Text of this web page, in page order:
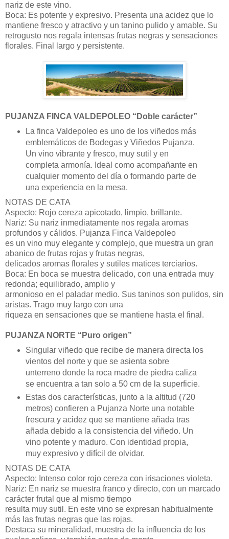
nariz de este vino.
Boca: Es potente y expresivo. Presenta una acidez que lo
mantiene fresco y atractivo y un tanino pulido y amable. Su
retrogusto nos regala intensas frutas negras y sensaciones
florales. Final largo y persistente.
PUJANZA FINCA VALDEPOLEO “Doble carácter”
La finca Valdepoleo es uno de los viñedos más
emblemáticos de Bodegas y Viñedos Pujanza.
Un vino vibrante y fresco, muy sutil y en
completa armonía. Ideal como acompañante en
cualquier momento del día o formando parte de
una experiencia en la mesa.
NOTAS DE CATA
Aspecto: Rojo cereza apicotado, limpio, brillante.
Nariz: Su nariz inmediatamente nos regala aromas
profundos y cálidos. Pujanza Finca Valdepoleo
es un vino muy elegante y complejo, que muestra un gran
abanico de frutas rojas y frutas negras,
delicados aromas florales y sutiles matices terciarios.
Boca: En boca se muestra delicado, con una entrada muy
redonda; equilibrado, amplio y
armonioso en el paladar medio. Sus taninos son pulidos, sin
aristas. Trago muy largo con una
riqueza en sensaciones que se mantiene hasta el final.
PUJANZA NORTE “Puro origen”
Singular viñedo que recibe de manera directa los
vientos del norte y que se asienta sobre
unterreno donde la roca madre de piedra caliza
se encuentra a tan solo a 50 cm de la superficie.
Estas dos características, junto a la altitud (720
metros) confieren a Pujanza Norte una notable
frescura y acidez que se mantiene añada tras
añada debido a la consistencia del viñedo. Un
vino potente y maduro. Con identidad propia,
muy expresivo y difícil de olvidar.
NOTAS DE CATA
Aspecto: Intenso color rojo cereza con irisaciones violeta.
Nariz: En nariz se muestra franco y directo, con un marcado
carácter frutal que al mismo tiempo
resulta muy sutil. En este vino se expresan habitualmente
más las frutas negras que las rojas.
Destaca su mineralidad, muestra de la influencia de los